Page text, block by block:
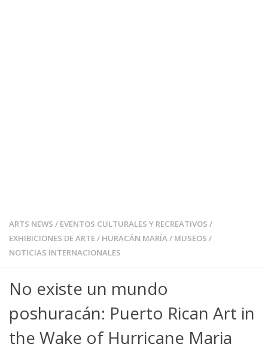
ARTS NEWS / EVENTOS CULTURALES Y RECREATIVOS /
EXHIBICIONES DE ARTE/ HURACÁN MARÍA/ MUSEOS /
NOTICIAS INTERNACIONALES
No existe un mundo
poshuracán: Puerto Rican Art in
the Wake of Hurricane Maria